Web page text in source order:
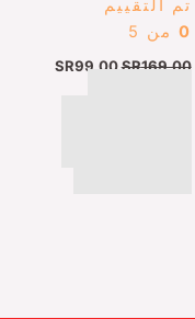
تم التقييم
0 من 5
SR169,00
SR99,00